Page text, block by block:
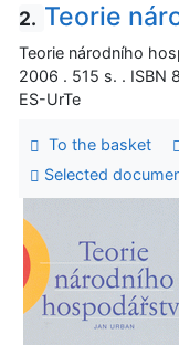
2. Teorie
Teorie národního
2006 . 515 s. .
ES-UrTe
To the basket
Selected